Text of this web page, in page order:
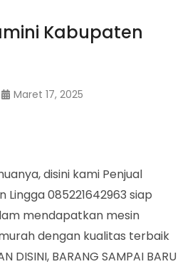
Kabupaten
Maret 17, 2025
disini kami Penjual
085221642963 siap
mendapatkan mesin
dengan kualitas terbaik
DISINI, BARANG SAMPAI BARU